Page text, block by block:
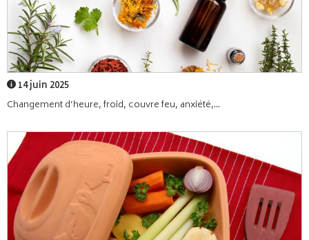
14 juin 2025
Changement d’heure, froid, couvre feu, anxiété,...